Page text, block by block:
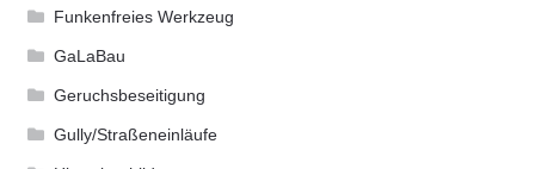
Funkenfreies Werkzeug
GaLaBau
Geruchsbeseitigung
Gully/Straßeneinläufe